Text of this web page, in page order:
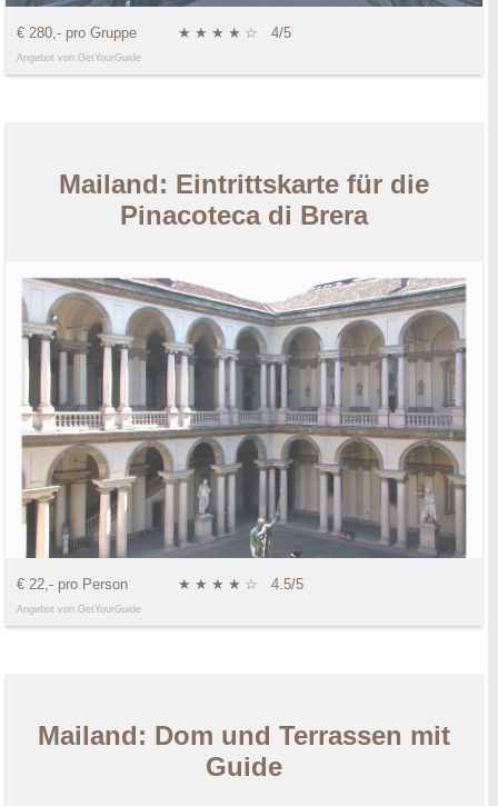
€ 280,- pro Gruppe ★ ★ ★ ★ ☆ 4/5
Angebot von GetYourGuide
Mailand: Eintrittskarte für die
Pinacoteca di Brera
€ 22,- pro Person ★ ★ ★ ★ ☆ 4.5/5
Angebot von GetYourGuide
Mailand: Dom und Terrassen mit
Guide